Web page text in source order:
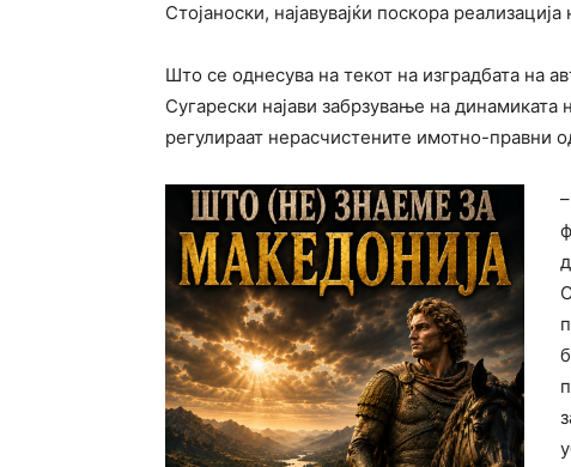
Стојаноски, најавувајќи поскора
Што се однесува на текот на изградбата на
Сугарески најави забрзување на
регулираат нерасчистените имотно-правни